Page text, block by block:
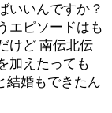
いいんですか？
エピソードはも
けど 南伝北伝
加えたっても
結婚もできたん